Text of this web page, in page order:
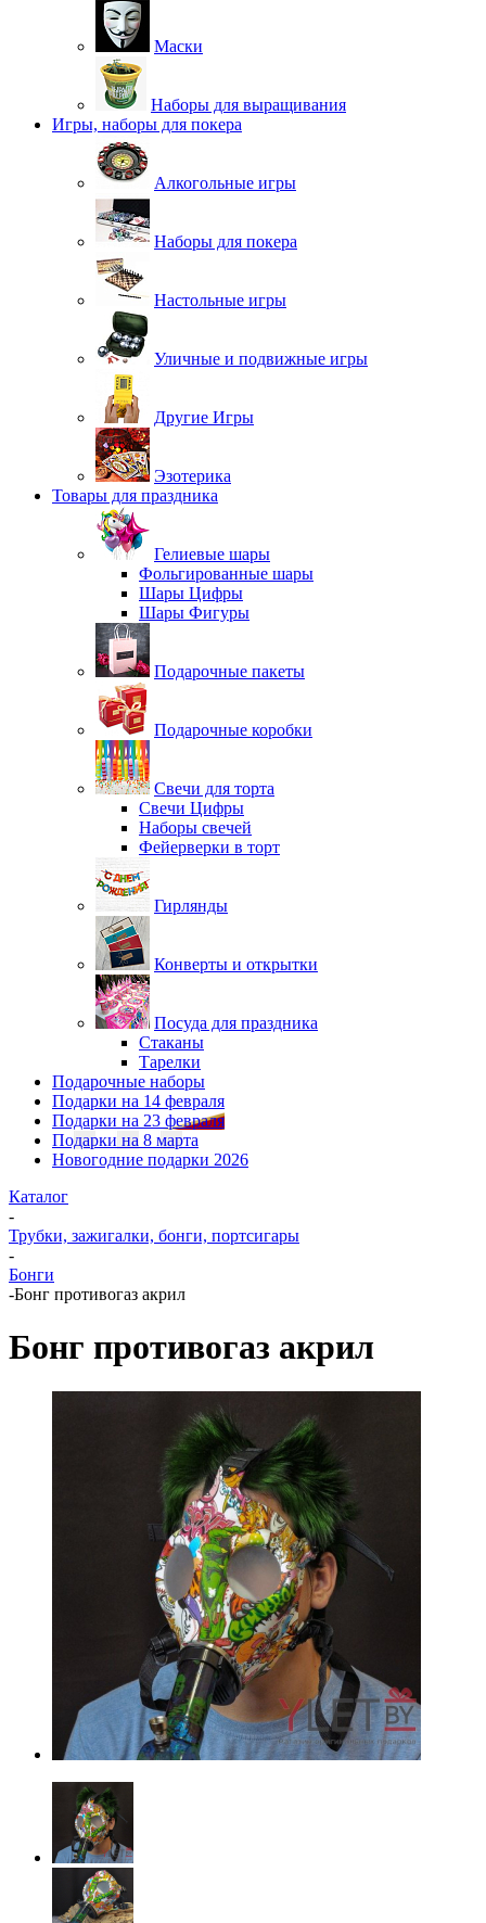
Маски
Наборы для выращивания
Игры, наборы для покера
Алкогольные игры
Наборы для покера
Настольные игры
Уличные и подвижные игры
Другие Игры
Эзотерика
Товары для праздника
Гелиевые шары
Фольгированные шары
Шары Цифры
Шары Фигуры
Подарочные пакеты
Подарочные коробки
Свечи для торта
Свечи Цифры
Наборы свечей
Фейерверки в торт
Гирлянды
Конверты и открытки
Посуда для праздника
Стаканы
Тарелки
Подарочные наборы
Подарки на 14 февраля
Подарки на 23 февраля
Подарки на 8 марта
Новогодние подарки 2026
Каталог
-
Трубки, зажигалки, бонги, портсигары
-
Бонги
-Бонг противогаз акрил
Бонг противогаз акрил